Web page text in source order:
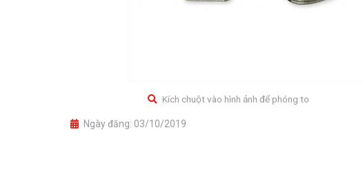
Kích chuột vào hình ảnh để phóng to
Ngày đăng: 03/10/2019